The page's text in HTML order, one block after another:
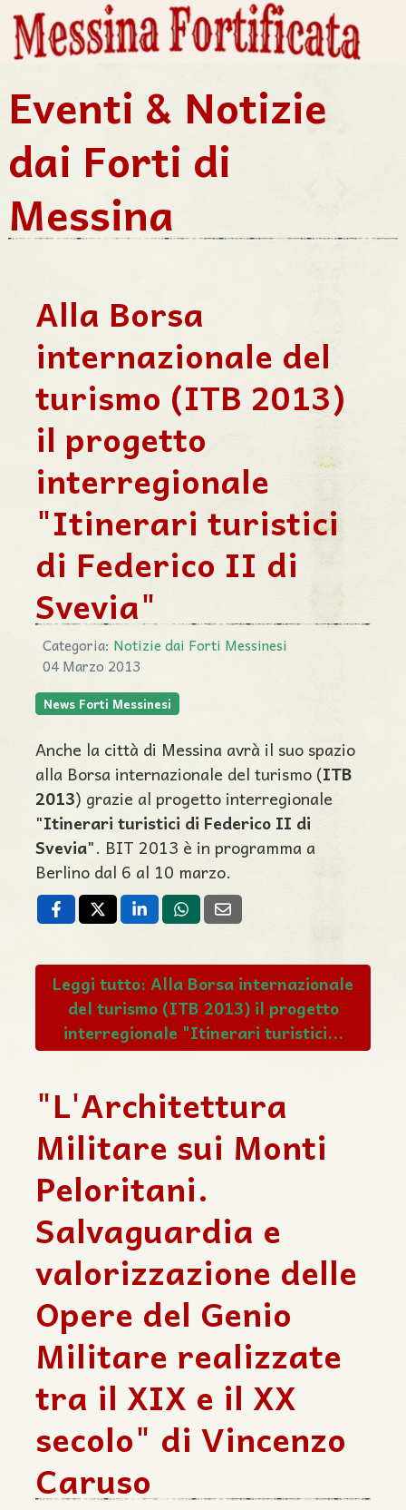
Eventi & Notizie
dai Forti di
Messina
Alla Borsa
internazionale del
turismo (ITB 2013)
il progetto
interregionale
"Itinerari turistici
di Federico II di
Svevia"
Categoria: Notizie dai Forti Messinesi
04 Marzo 2013
News Forti Messinesi
Anche la città di Messina avrà il suo spazio
alla Borsa internazionale del turismo (ITB
2013) grazie al progetto interregionale
"Itinerari turistici di Federico II di
Svevia". BIT 2013 è in programma a
Berlino dal 6 al 10 marzo.
Leggi tutto: Alla Borsa internazionale
del turismo (ITB 2013) il progetto
interregionale "Itinerari turistici...
"L'Architettura
Militare sui Monti
Peloritani.
Salvaguardia e
valorizzazione delle
Opere del Genio
Militare realizzate
tra il XIX e il XX
secolo" di Vincenzo
Caruso